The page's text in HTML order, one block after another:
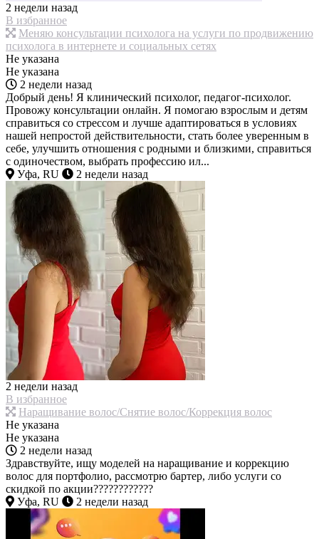
2 недели назад
В избранное
Меняю консультации психолога на услуги по продвижению
психолога в интернете и социальных сетях
Не указана
Не указана
2 недели назад
Добрый день! Я клинический психолог, педагог-психолог.
Провожу консультации онлайн. Я помогаю взрослым и детям
справиться со стрессом и лучше адаптироваться в условиях
нашей непростой действительности, стать более уверенным в
себе, улучшить отношения с родными и близкими, справиться
с одиночеством, выбрать профессию ил...
Уфа, RU
2 недели назад
2 недели назад
В избранное
Наращивание волос/Снятие волос/Коррекция волос
Не указана
Не указана
2 недели назад
Здравствуйте, ищу моделей на наращивание и коррекцию
волос для портфолио, рассмотрю бартер, либо услуги со
скидкой по акции????????????
Уфа, RU
2 недели назад